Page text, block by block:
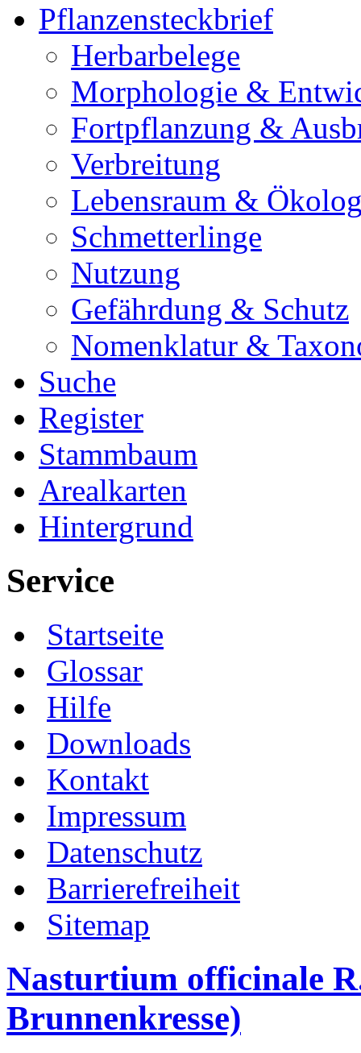
Pflanzensteckbrief
Herbarbelege
Morphologie &
Fortpflanzung &
Verbreitung
Lebensraum &
Schmetterlinge
Nutzung
Gefährdung & Schutz
Nomenklatur &
Suche
Register
Stammbaum
Arealkarten
Hintergrund
Service
Startseite
Glossar
Hilfe
Downloads
Kontakt
Impressum
Datenschutz
Barrierefreiheit
Sitemap
Nasturtium officinale
Brunnenkresse)